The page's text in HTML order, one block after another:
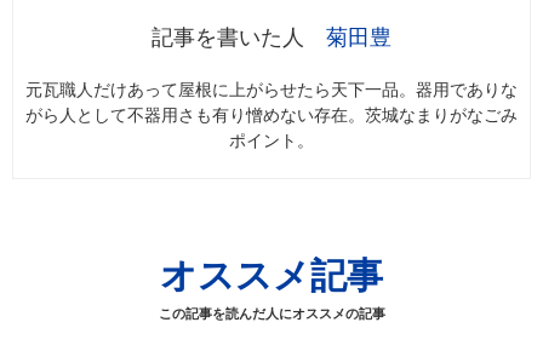
菊田豊
元瓦職人だけあって屋根に上がらせたら天下一品。器用でありな
がら人として不器用さも有り憎めない存在。茨城なまりがなごみ
ポイント。
オススメ記事
この記事を読んだ人にオススメの記事